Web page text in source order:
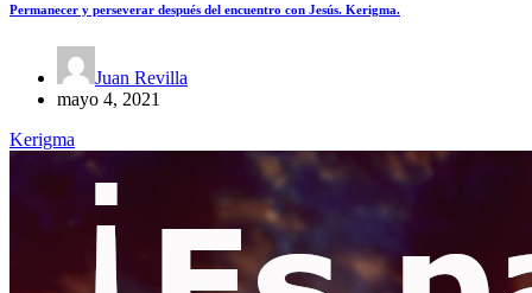
Permanecer y perseverar después del encuentro con Jesús. Kerigma.
Juan Revilla
mayo 4, 2021
Kerigma